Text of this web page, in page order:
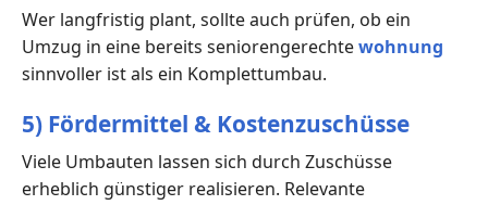
Wer langfristig plant, sollte auch prüfen, ob ein
Umzug in eine bereits seniorengerechtewohnung
sinnvoller ist als ein Komplettumbau.
5) Fördermittel & Kostenzuschüsse
Viele Umbauten lassen sich durch Zuschüsse
erheblich günstiger realisieren. Relevante